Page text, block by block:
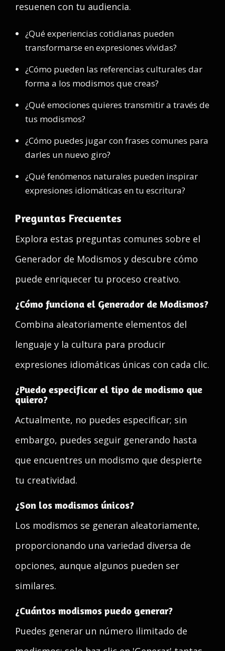
resuenen con tu audiencia.
¿Qué experiencias cotidianas pueden
transformarse en expresiones vívidas?
¿Cómo pueden las referencias culturales dar
forma a los modismos que creas?
¿Qué emociones quieres transmitir a través de
tus modismos?
¿Cómo puedes jugar con frases comunes para
darles un nuevo giro?
¿Qué fenómenos naturales pueden inspirar
expresiones idiomáticas en tu escritura?
Preguntas Frecuentes
Explora estas preguntas comunes sobre el
Generador de Modismos y descubre cómo
puede enriquecer tu proceso creativo.
¿Cómo funciona el Generador de Modismos?
Combina aleatoriamente elementos del
lenguaje y la cultura para producir
expresiones idiomáticas únicas con cada clic.
¿Puedo especificar el tipo de modismo que
quiero?
Actualmente, no puedes especificar; sin
embargo, puedes seguir generando hasta
que encuentres un modismo que despierte
tu creatividad.
¿Son los modismos únicos?
Los modismos se generan aleatoriamente,
proporcionando una variedad diversa de
opciones, aunque algunos pueden ser
similares.
¿Cuántos modismos puedo generar?
Puedes generar un número ilimitado de